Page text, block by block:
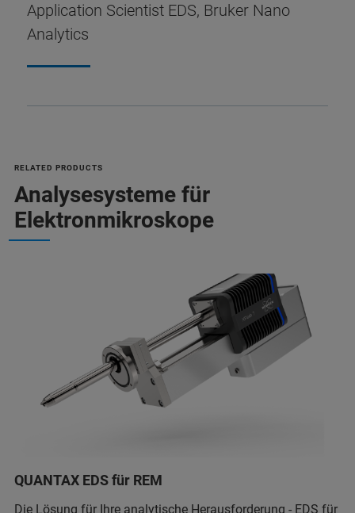
Application Scientist EDS, Bruker Nano
Analytics
RELATED PRODUCTS
Analysesysteme für
Elektronmikroskope
QUANTAX EDS für REM
Die Lösung für Ihre analytische Herausforderung - EDS für